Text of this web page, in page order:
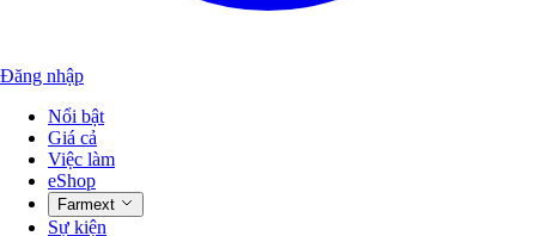
Đăng nhập
Nổi bật
Giá cả
Việc làm
eShop
Farmext
Sự kiện